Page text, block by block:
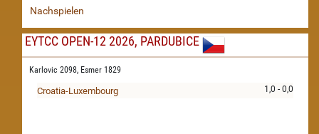
Nachspielen
EYTCC OPEN-12 2026, PARDUBICE
Karlovic 2098, Esmer 1829
1,0 - 0,0
Croatia-Luxembourg